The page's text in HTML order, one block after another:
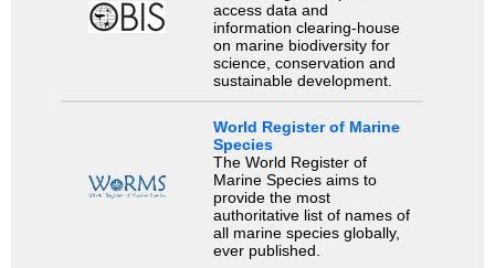
access data and
information clearing-house
on marine biodiversity for
science, conservation and
sustainable development.
World Register of Marine
Species
The World Register of
Marine Species aims to
provide the most
authoritative list of names of
all marine species globally,
ever published.